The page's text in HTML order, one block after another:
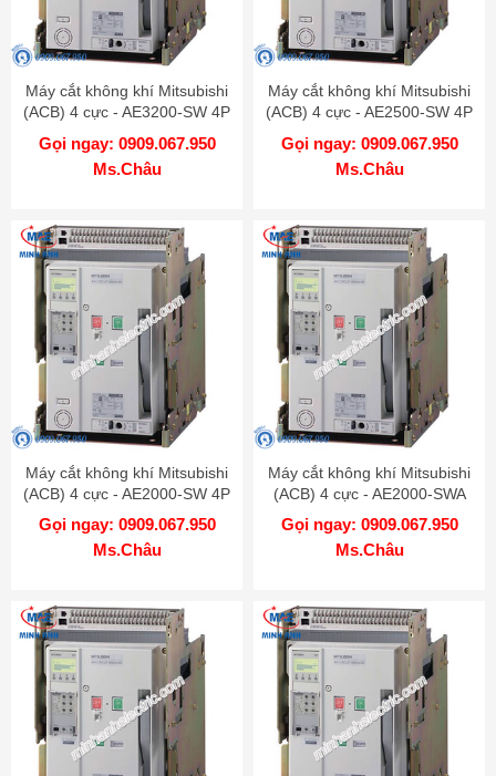
Máy cắt không khí Mitsubishi
(ACB) 4 cực - AE3200-SW 4P
3200A 85kA DR
Gọi ngay: 0909.067.950
Ms.Châu
Máy cắt không khí Mitsubishi
(ACB) 4 cực - AE2500-SW 4P
2500A 85kA DR
Gọi ngay: 0909.067.950
Ms.Châu
Máy cắt không khí Mitsubishi
(ACB) 4 cực - AE2000-SW 4P
2000A 85kA DR
Gọi ngay: 0909.067.950
Ms.Châu
Máy cắt không khí Mitsubishi
(ACB) 4 cực - AE2000-SWA
4P 2000A 65kA DR
Gọi ngay: 0909.067.950
Ms.Châu